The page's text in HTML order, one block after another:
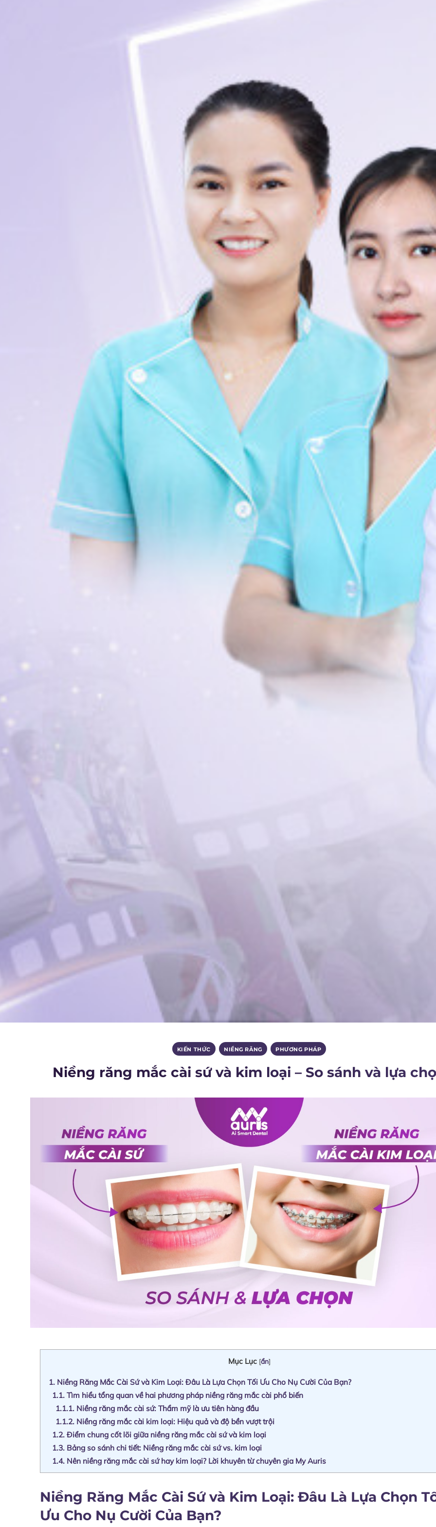
KIẾN THỨC , NIỀNG RĂNG , PHƯƠNG PHÁP
Niềng răng mắc cài sứ và kim loại – So sánh và lựa
Mục Lục [ẩn]
1. Niềng Răng Mắc Cài Sứ và Kim Loại: Đâu Là Lựa Chọn Tối Ưu Cho Nụ Cười Của Bạn?
1.1. Tìm hiểu tổng quan về hai phương pháp niềng răng mắc cài phổ biến
1.1.1. Niềng răng mắc cài sứ: Thẩm mỹ là ưu tiên hàng đầu
1.1.2. Niềng răng mắc cài kim loại: Hiệu quả và độ bền vượt trội
1.2. Điểm chung cốt lõi giữa niềng răng mắc cài sứ và kim loại
1.3. Bảng so sánh chi tiết: Niềng răng mắc cài sứ vs. kim loại
1.4. Nên niềng răng mắc cài sứ hay kim loại? Lời khuyên từ chuyên gia My Auris
Niềng Răng Mắc Cài Sứ và Kim Loại: Đâu Là Lựa Chọn
Ưu Cho Nụ Cười Của Bạn?